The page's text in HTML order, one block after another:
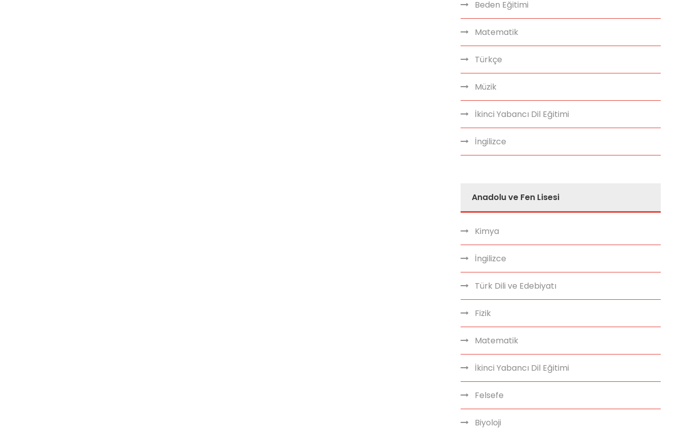
Beden Eğitimi
Matematik
Türkçe
Müzik
İkinci Yabancı Dil Eğitimi
İngilizce
Anadolu ve Fen Lisesi
Kimya
İngilizce
Türk Dili ve Edebiyatı
Fizik
Matematik
İkinci Yabancı Dil Eğitimi
Felsefe
Biyoloji